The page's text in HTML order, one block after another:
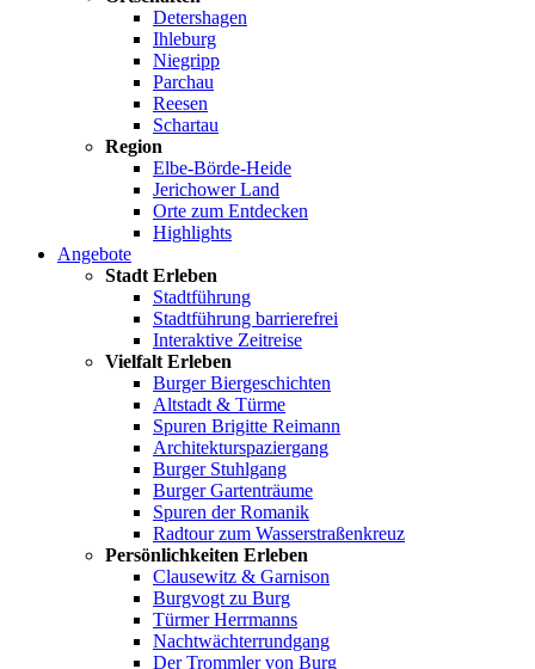
Detershagen
Ihleburg
Niegripp
Parchau
Reesen
Schartau
Region
Elbe-Börde-Heide
Jerichower Land
Orte zum Entdecken
Highlights
Angebote
Stadt Erleben
Stadtführung
Stadtführung barrierefrei
Interaktive Zeitreise
Vielfalt Erleben
Burger Biergeschichten
Altstadt & Türme
Spuren Brigitte Reimann
Architekturspaziergang
Burger Stuhlgang
Burger Gartenträume
Spuren der Romanik
Radtour zum Wasserstraßenkreuz
Persönlichkeiten Erleben
Clausewitz & Garnison
Burgvogt zu Burg
Türmer Herrmanns
Nachtwächterrundgang
Der Trommler von Burg